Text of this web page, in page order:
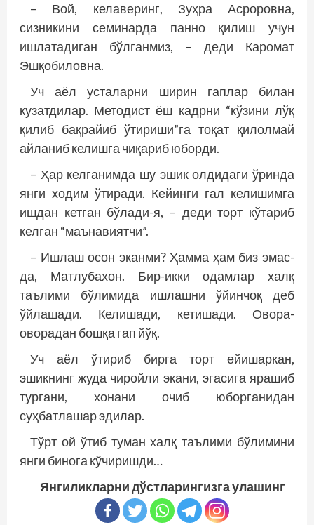
– Вой, келаверинг, Зуҳра Асроровна,
сизникини семинарда панно қилиш учун
ишлатадиган бўлганмиз, – деди Каромат
Эшқобиловна.
Уч аёл усталарни ширин гаплар билан
кузатдилар. Методист ёш кадрни “кўзини лўқ
қилиб бақрайиб ўтириши”га тоқат қилолмай
айланиб келишга чиқариб юборди.
– Ҳар келганимда шу эшик олдидаги ўринда
янги ходим ўтиради. Кейинги гал келишимга
ишдан кетган бўлади-я, – деди торт кўтариб
келган “маънавиятчи”.
– Ишлаш осон эканми? Ҳамма ҳам биз эмас-
да, Матлубахон. Бир-икки одамлар халқ
таълими бўлимида ишлашни ўйинчоқ деб
ўйлашади. Келишади, кетишади. Овора-
оворадан бошқа гап йўқ.
Уч аёл ўтириб бирга торт ейишаркан,
эшикнинг жуда чиройли экани, эгасига ярашиб
тургани, хонани очиб юборганидан
суҳбатлашар эдилар.
Тўрт ой ўтиб туман халқ таълими бўлимини
янги бинога кўчиришди…
Янгиликларни дўстларингизга улашинг